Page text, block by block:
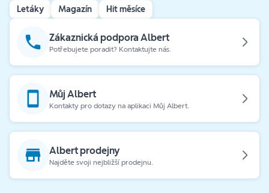
Letáky Magazín Hit měsíce
Zákaznická podpora Albert
Potřebujete poradit? Kontaktujte nás.
Můj Albert
Kontakty pro dotazy na aplikaci Můj Albert.
Albert prodejny
Najděte svoji nejbližší prodejnu.